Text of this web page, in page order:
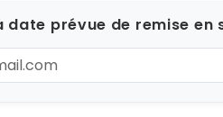
date prévue de remise en